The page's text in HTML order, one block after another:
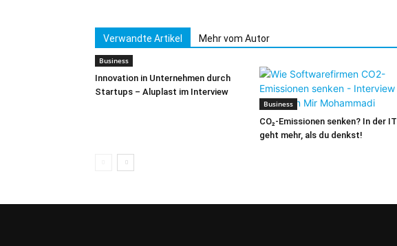
Verwandte Artikel Mehr vom Autor
Business
Innovation in Unternehmen durch
Startups – Aluplast im Interview
Business
CO₂-Emissionen senken? In der IT
geht mehr, als du denkst!